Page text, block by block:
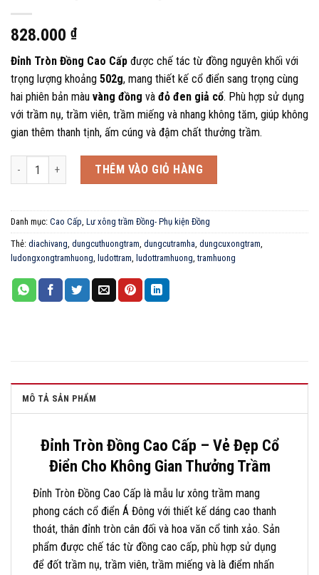
828.000 ₫
Đỉnh Tròn Đồng Cao Cấp được chế tác từ đồng nguyên khối với
trọng lượng khoảng 502g, mang thiết kế cổ điển sang trọng cùng
hai phiên bản màu vàng đồng và đỏ đen giả cổ. Phù hợp sử dụng
với trầm nụ, trầm viên, trầm miếng và nhang không tăm, giúp không
gian thêm thanh tịnh, ấm cúng và đậm chất thưởng trầm.
Đỉnh Tròn Đồng Cao Cấp – Vẻ Đẹp Cổ Điển Cho Không Gian Thưởng
THÊM VÀO GIỎ HÀNG
Danh mục: Cao Cấp, Lư xông trầm Đồng- Phụ kiện Đồng
Thẻ: diachivang, dungcuthuongtram, dungcutramha, dungcuxongtram,
ludongxongtramhuong, ludottram, ludottramhuong,tramhuong
MÔ TẢ SẢN PHẨM
Đỉnh Tròn Đồng Cao Cấp – Vẻ Đẹp Cổ
Điển Cho Không Gian Thưởng Trầm
Đỉnh Tròn Đồng Cao Cấp là mẫu lư xông trầm mang
phong cách cổ điển Á Đông với thiết kế dáng cao thanh
thoát, thân đỉnh tròn cân đối và hoa văn cổ tinh xảo. Sản
phẩm được chế tác từ đồng cao cấp, phù hợp sử dụng
để đốt trầm nụ, trầm viên, trầm miếng và là điểm nhấn